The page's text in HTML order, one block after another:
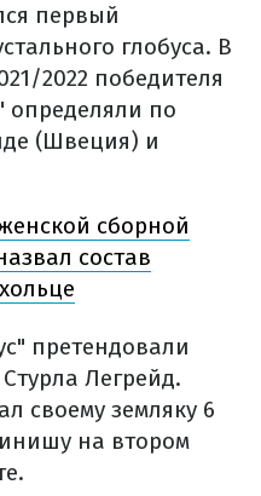
первый
глобуса. В
2022 победителя
определяли по
(Швеция) и
сборной
состав
претендовали
Легрейд.
своему земляку 6
на втором